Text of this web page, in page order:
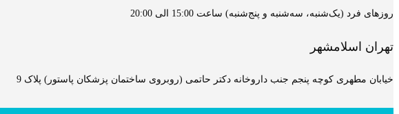
روزهای فرد (یک‌شنبه، سه‌شنبه و پنج‌شنبه) ساعت 15:00 الی 20:00
تهران اسلامشهر
خیابان مطهری کوچه پنجم جنب داروخانه دکتر حاتمی (روبروی ساختمان پزشکان پاستور) پلاک 9